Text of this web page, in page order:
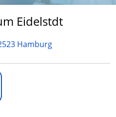
Eidelstdt
Hamburg